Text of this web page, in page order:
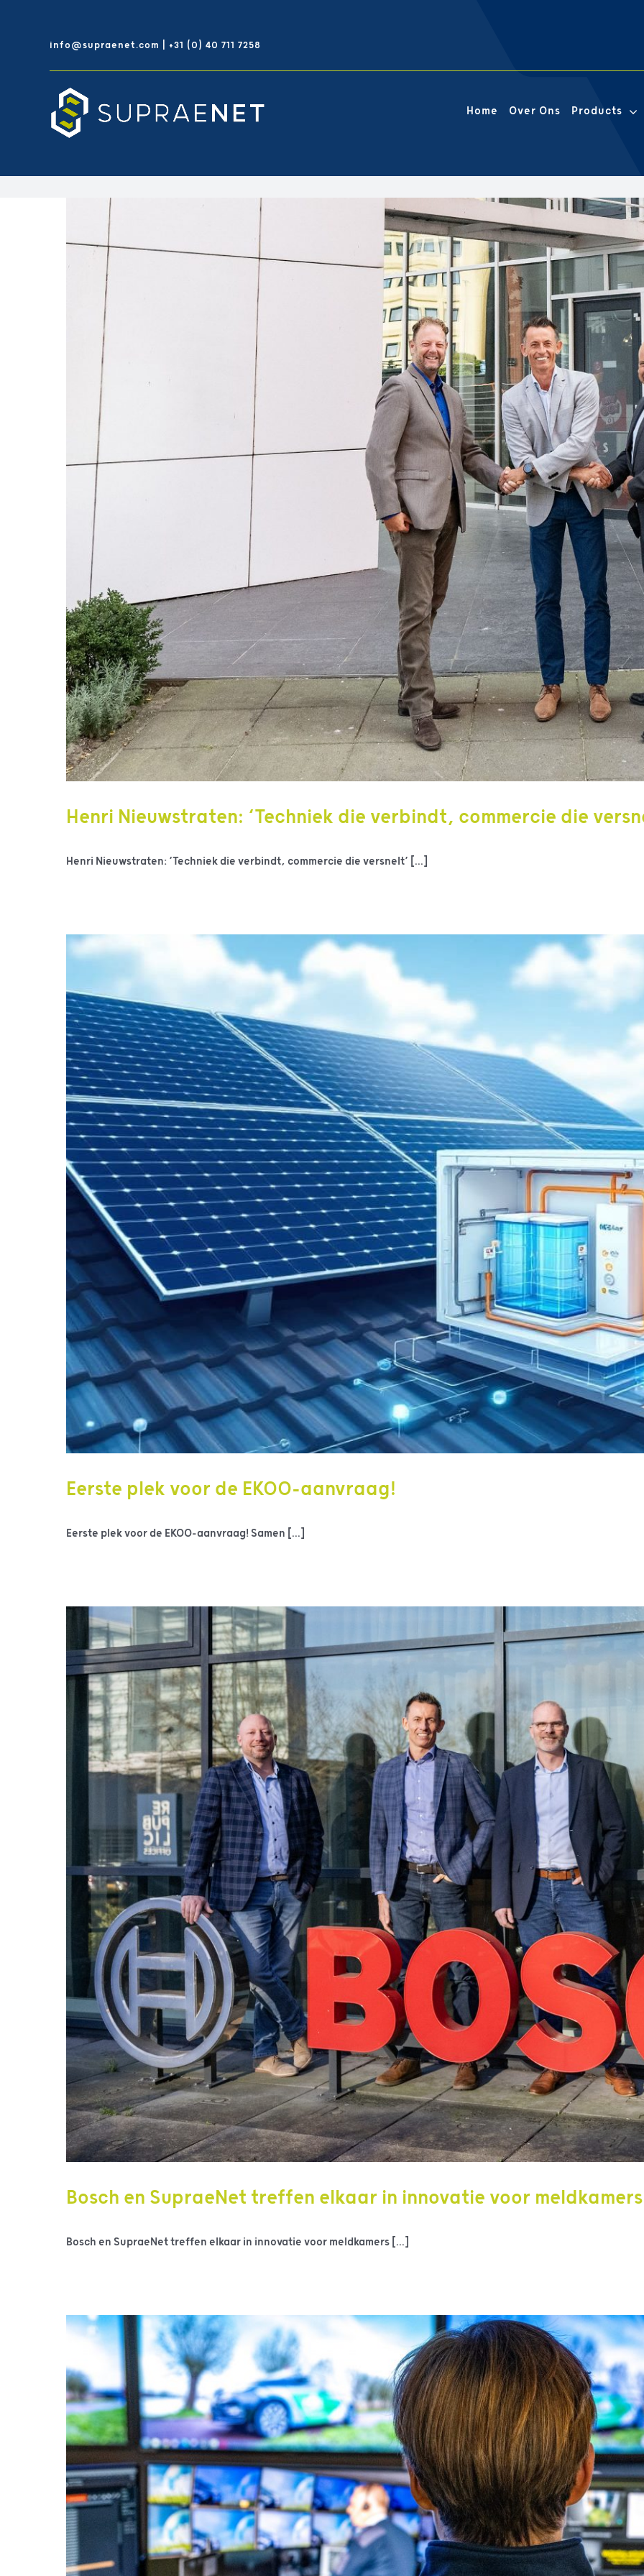
info@supraenet.com | +31 (0) 40 711 7258
Home Over Ons Products
Henri Nieuwstraten: ‘Techniek die verbindt, commercie die
Henri Nieuwstraten: ‘Techniek die verbindt, commercie die versnelt’ [...]
Eerste plek voor de EKOO-aanvraag!
Eerste plek voor de EKOO-aanvraag! Samen [...]
Bosch en SupraeNet treffen elkaar in innovatie voor meldkamers
Bosch en SupraeNet treffen elkaar in innovatie voor meldkamers [...]